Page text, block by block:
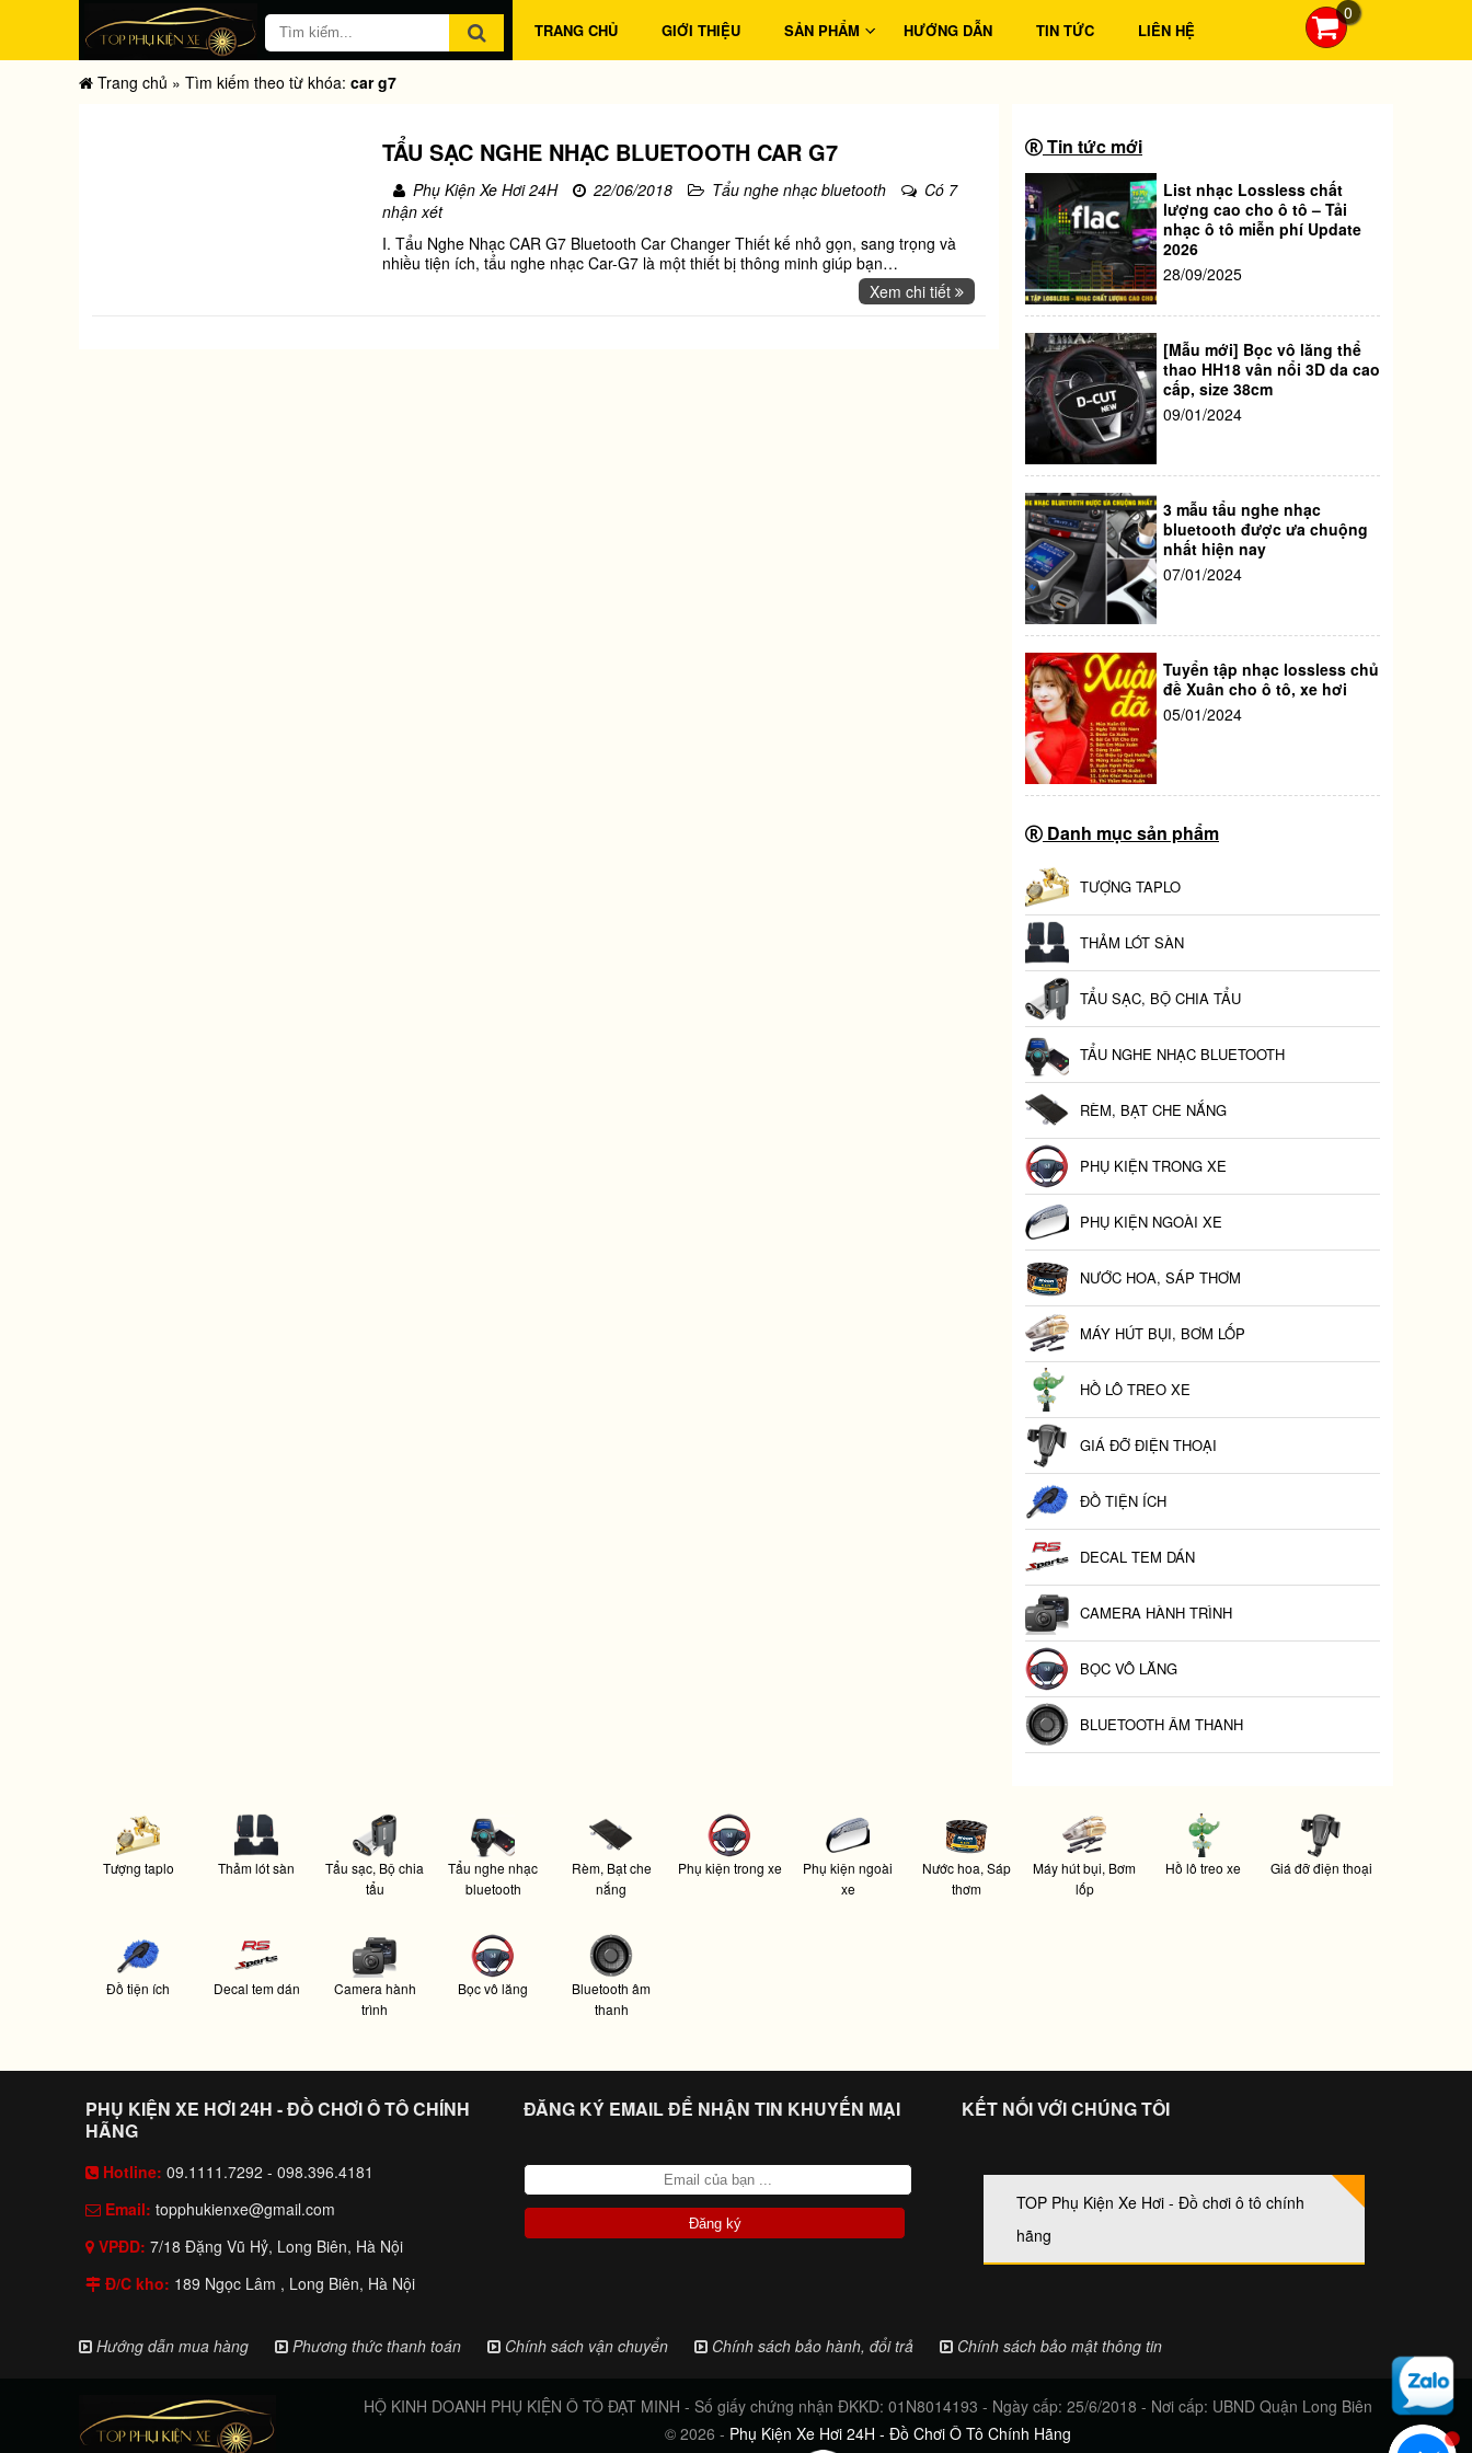
TRANG CHỦ GIỚI THIỆU SẢN PHẨM HƯỚNG DẪN TIN TỨC LIÊN HỆ
0
Trang chủ » Tìm kiếm theo từ khóa: car g7
TẨU SẠC NGHE NHẠC BLUETOOTH CAR G7
Phụ Kiện Xe Hơi 24H 22/06/2018 Tẩu nghe nhạc bluetooth
Có 7
nhận xét
I. Tẩu Nghe Nhạc CAR G7 Bluetooth Car Changer Thiết kế nhỏ gọn, sang trọng và
nhiều tiện ích, tẩu nghe nhạc Car-G7 là một thiết bị thông minh giúp bạn…
Xem chi tiết
Tin tức mới
List nhạc Lossless chất
lượng cao cho ô tô – Tải
nhạc ô tô miễn phí Update
2026
28/09/2025
[Mẫu mới] Bọc vô lăng thể
thao HH18 vân nổi 3D da cao
cấp, size 38cm
09/01/2024
3 mẫu tẩu nghe nhạc
bluetooth được ưa chuộng
nhất hiện nay
07/01/2024
Tuyển tập nhạc lossless chủ
đề Xuân cho ô tô, xe hơi
05/01/2024
Danh mục sản phẩm
TƯỢNG TAPLO
THẢM LÓT SÀN
TẨU SẠC, BỘ CHIA TẨU
TẨU NGHE NHẠC BLUETOOTH
RÈM, BẠT CHE NẮNG
PHỤ KIỆN TRONG XE
PHỤ KIỆN NGOÀI XE
NƯỚC HOA, SÁP THƠM
MÁY HÚT BỤI, BƠM LỐP
HỒ LÔ TREO XE
GIÁ ĐỠ ĐIỆN THOẠI
ĐỒ TIỆN ÍCH
DECAL TEM DÁN
CAMERA HÀNH TRÌNH
BỌC VÔ LĂNG
BLUETOOTH ÂM THANH
Tượng taplo Thảm lót sàn
Tẩu sạc, Bộ chia
tẩu
Tẩu nghe nhạc
bluetooth
Rèm, Bạt che
nắng
Phụ kiện trong xe
Phụ kiện ngoài
xe
Nước hoa, Sáp
thơm
Máy hút bụi, Bơm
lốp
Hồ lô treo xe Giá đỡ điện thoại
Đồ tiện ích Decal tem dán
Camera hành
trình
Bọc vô lăng
Bluetooth âm
thanh
PHỤ KIỆN XE HƠI 24H - ĐỒ CHƠI Ô TÔ CHÍNH
HÃNG
Hotline: 09.1111.7292 - 098.396.4181
Email: topphukienxe@gmail.com
VPĐD: 7/18 Đặng Vũ Hỷ, Long Biên, Hà Nội
Đ/C kho: 189 Ngọc Lâm , Long Biên, Hà Nội
ĐĂNG KÝ EMAIL ĐỂ NHẬN TIN KHUYẾN MẠI KẾT NỐI VỚI CHÚNG TÔI
TOP Phụ Kiện Xe Hơi - Đồ chơi ô tô chính
hãng
Hướng dẫn mua hàng Phương thức thanh toán Chính sách vận chuyển Chính sách bảo hành, đổi trả Chính sách bảo mật thông tin
HỘ KINH DOANH PHỤ KIỆN Ô TÔ ĐẠT MINH - Số giấy chứng nhận ĐKKD: 01N8014193 - Ngày cấp: 25/6/2018 - Nơi cấp: UBND Quận Long Biên
© 2026 - Phụ Kiện Xe Hơi 24H - Đồ Chơi Ô Tô Chính Hãng